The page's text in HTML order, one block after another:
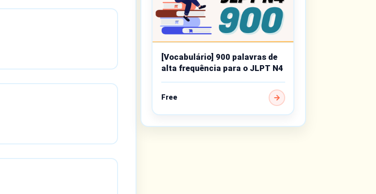
[Vocabulário] 900 palavras de
alta frequência para o JLPT N4
Free